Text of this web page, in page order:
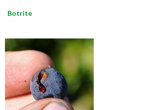
Botrite